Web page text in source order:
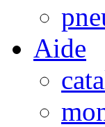
Aide